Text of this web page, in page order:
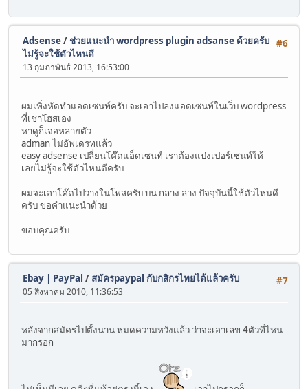
#6
Adsense/ ช่วยแนะนำ wordpress plugin adsanse ด้วยครับ
ไม่รู้จะใช้ตัวไหนดี
13 กุมภาพันธ์ 2013, 16:53:00
ผมเพิ่งหัดทำแอดเซนท์ครับ จะเอาไปลงแอดเซนท์ในเว็บ wordpress
ที่เช่าโฮสเอง
หาดูก็เจอหลายตัว
adman ไม่อัพเดรทแล้ว
easy adsense เปลี่ยนโค๊ดแอ็ดเซนท์ เราต้องแบ่งเปอร์เซนท์ให้
เลยไม่รู้จะใช้ตัวไหนดีครับ
ผมจะเอาโค๊ดไปวางในโพสครับ บน กลาง ล่าง ปัจจุบันนี้ใช้ตัวไหนดี
ครับ ขอคำแนะนำด้วย
ขอบคุณครับ
#7
Ebay | PayPal / สมัครpaypal กับกสิกรไทยได้แล้วครับ
05 สิงหาคม 2010, 11:36:53
หลังจากสมัครไปตั้งนาน หมดความหวังแล้ว ว่าจะเอาเลข 4ตัวที่ไหน
มากรอก